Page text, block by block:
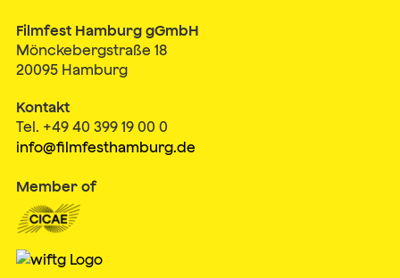
Filmfest Hamburg gGmbH
Mönckebergstraße 18
20095 Hamburg
Kontakt
Tel. +49 40 399 19 00 0
info@filmfesthamburg.de
Member of